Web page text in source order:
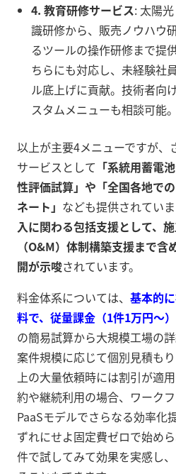
4. 教育研修サービス: 太陽
識研修から、販売ノウハウ
るツールの操作研修まで提
ちらにも対応し、未経験社
ル底上げに貢献。技術者向
スタムメニューも相談可能。
以上が主要4メニューですが、
サービスとして 「系統用蓄電
性評価試算」や「全国各地で
ネート」 なども提供されてい
入に関わる包括支援として、
（O&M）体制構築支援まで
開が示唆されています。
料金体系については、 基本的
料で、従量課金（1件1万円～）
の簡易試算から大規模工場の
案件規模に応じて個別見積も
上の大量依頼時には割引が適
約や継続利用の場合、ワーク
PaaSモデルでさらなる効率化
ずれにせよ固定費ゼロで始め
件で試してみて効果を実感し